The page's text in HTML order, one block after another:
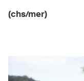
(chs/mer)